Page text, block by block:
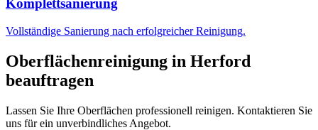
Komplettsanierung
Vollständige Sanierung nach erfolgreicher Reinigung.
Oberflächenreinigung in Herford
beauftragen
Lassen Sie Ihre Oberflächen professionell reinigen. Kontaktieren Sie
uns für ein unverbindliches Angebot.